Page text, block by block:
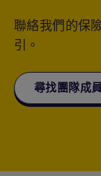
聯絡我們的保
引。
尋找團隊成員